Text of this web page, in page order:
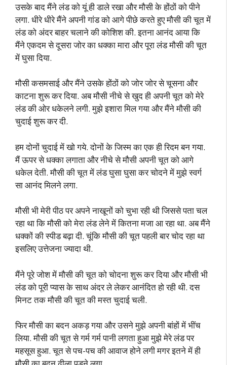
उसके बाद मैंने लंड को यूं ही डाले रखा और मौसी के होंठों को पीने
लगा. धीरे धीरे मैंने अपनी गांड को आगे पीछे करते हुए मौसी की चूत में
लंड को अंदर बाहर चलाने की कोशिश की. इतना आनंद आया कि
मैंने एकदम से दूसरा जोर का धक्का मारा और पूरा लंड मौसी की चूत
में घुसा दिया.
मौसी कसमसाई और मैंने उसके होंठों को जोर जोर से चूसना और
काटना शुरू कर दिया. अब मौसी नीचे से खुद ही अपनी चूत को मेरे
लंड की ओर धकेलने लगी. मुझे इशारा मिल गया और मैंने मौसी की
चुदाई शुरू कर दी.
हम दोनों चुदाई में खो गये. दोनों के जिस्म का एक ही रिदम बन गया.
मैं ऊपर से धक्का लगाता और नीचे से मौसी अपनी चूत को आगे
धकेल देती. मौसी की चूत में लंड घुसा घुसा कर चोदने में मुझे स्वर्ग
सा आनंद मिलने लगा.
मौसी भी मेरी पीठ पर अपने नाखूनों को चुभा रही थी जिससे पता चल
रहा था कि मौसी को मेरा लंड लेने में कितना मजा आ रहा था. अब मैंने
धक्कों की स्पीड बढ़ा दी. चूंकि मौसी की चूत पहली बार चोद रहा था
इसलिए उत्तेजना ज्यादा थी.
मैंने पूरे जोश में मौसी की चूत को चोदना शुरू कर दिया और मौसी भी
लंड को पूरी प्यास के साथ अंदर ले लेकर आनंदित हो रही थी. दस
मिनट तक मौसी की चूत की मस्त चुदाई चली.
फिर मौसी का बदन अकड़ गया और उसने मुझे अपनी बांहों में भींच
लिया. मौसी की चूत से गर्म गर्म पानी लगता हुआ मुझे मेरे लंड पर
महसूस हुआ. चूत से पच-पच की आवाज होने लगी मगर इतने में ही